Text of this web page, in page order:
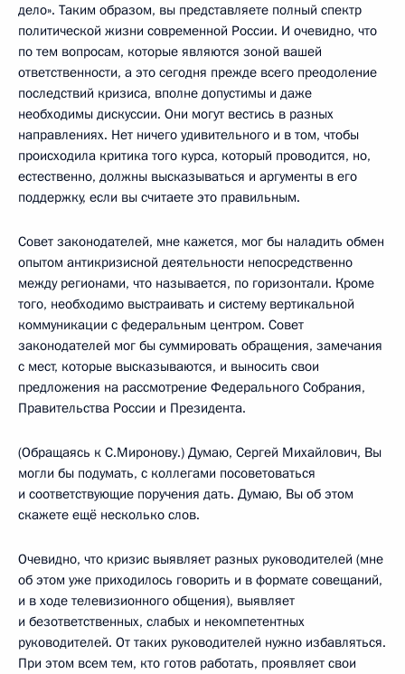
дело». Таким образом, вы представляете полный спектр
политической жизни современной России. И очевидно, что
по тем вопросам, которые являются зоной вашей
ответственности, а это сегодня прежде всего преодоление
последствий кризиса, вполне допустимы и даже
необходимы дискуссии. Они могут вестись в разных
направлениях. Нет ничего удивительного и в том, чтобы
происходила критика того курса, который проводится, но,
естественно, должны высказываться и аргументы в его
поддержку, если вы считаете это правильным.
Совет законодателей, мне кажется, мог бы наладить обмен
опытом антикризисной деятельности непосредственно
между регионами, что называется, по горизонтали. Кроме
того, необходимо выстраивать и систему вертикальной
коммуникации с федеральным центром. Совет
законодателей мог бы суммировать обращения, замечания
с мест, которые высказываются, и выносить свои
предложения на рассмотрение Федерального Собрания,
Правительства России и Президента.
(Обращаясь к С.Миронову.) Думаю, Сергей Михайлович, Вы
могли бы подумать, с коллегами посоветоваться
и соответствующие поручения дать. Думаю, Вы об этом
скажете ещё несколько слов.
Очевидно, что кризис выявляет разных руководителей (мне
об этом уже приходилось говорить и в формате совещаний,
и в ходе телевизионного общения), выявляет
и безответственных, слабых и некомпетентных
руководителей. От таких руководителей нужно избавляться.
При этом всем тем, кто готов работать, проявляет свои